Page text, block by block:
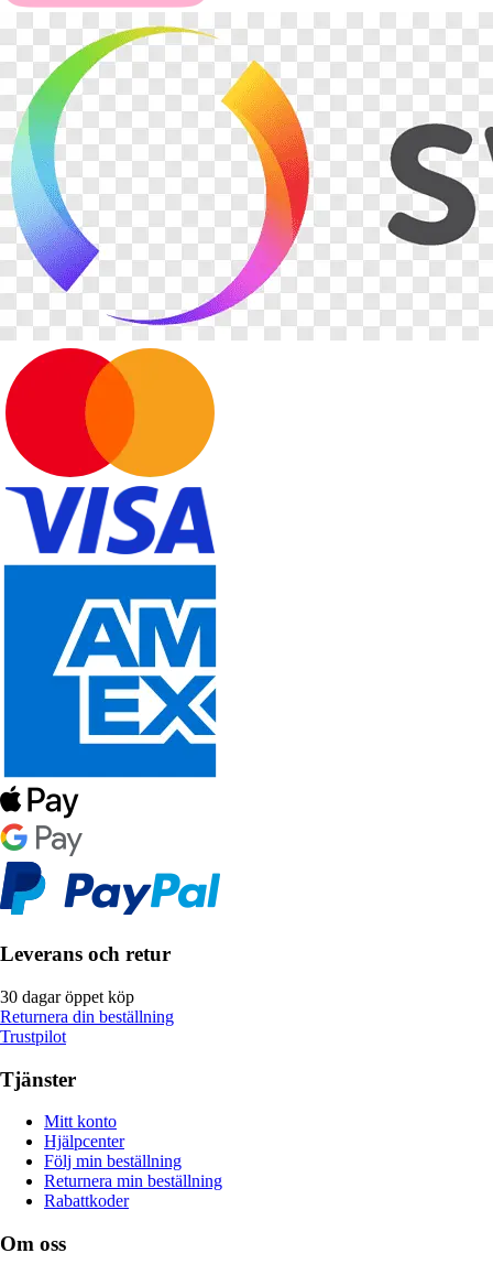
Leverans och retur
30 dagar öppet köp
Returnera din beställning
Trustpilot
Tjänster
Mitt konto
Hjälpcenter
Följ min beställning
Returnera min beställning
Rabattkoder
Om oss